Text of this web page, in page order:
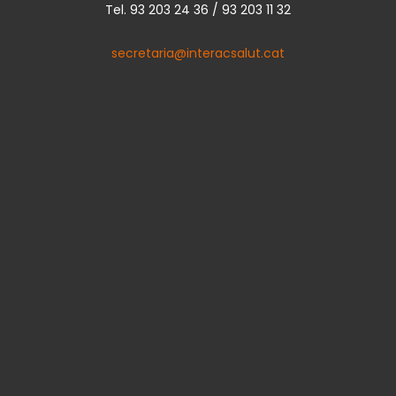
Tel. 93 203 24 36 / 93 203 11 32
secretaria@interacsalut.cat